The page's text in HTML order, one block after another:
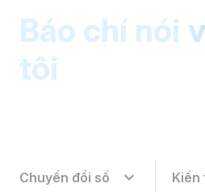
Báo chí nói
tôi
Chuyển đổi số Kiến